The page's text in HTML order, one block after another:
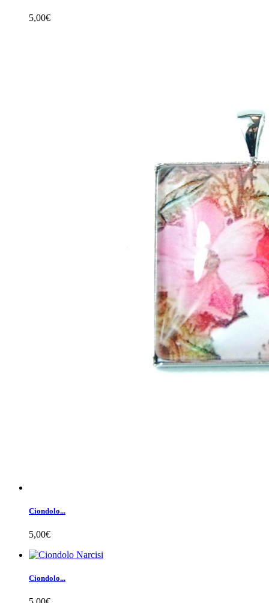
5,00€
Ciondolo...
5,00€
Ciondolo...